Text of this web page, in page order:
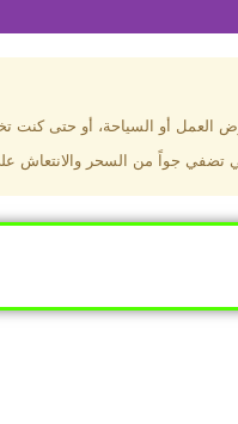
ومطاعم عالمية.
العمل أو السياحة، أو حتى كنت
تضفي جواً من السحر والانتعاش